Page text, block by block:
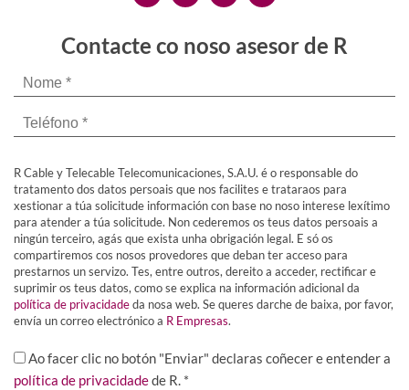
Contacte co noso asesor de R
R Cable y Telecable Telecomunicaciones, S.A.U. é o responsable do
tratamento dos datos persoais que nos facilites e trataraos para
xestionar a túa solicitude información con base no noso interese lexítimo
para atender a túa solicitude. Non cederemos os teus datos persoais a
ningún terceiro, agás que exista unha obrigación legal. E só os
compartiremos cos nosos provedores que deban ter acceso para
prestarnos un servizo. Tes, entre outros, dereito a acceder, rectificar e
suprimir os teus datos, como se explica na información adicional da
política de privacidadeda nosa web. Se queres darche de baixa, por favor,
envía un correo electrónico a R Empresas.
Ao facer clic no botón "Enviar" declaras coñecer e entender a
política de privacidadede R. *